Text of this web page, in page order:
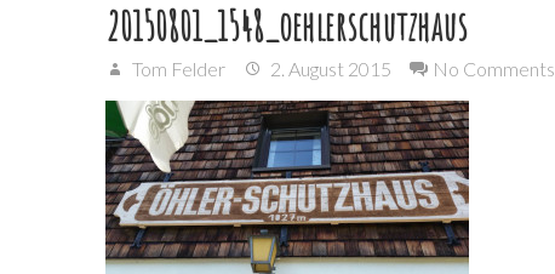
20150801_1548_oehlerschutzhaus
Tom Felder 2. August 2015 No Comments